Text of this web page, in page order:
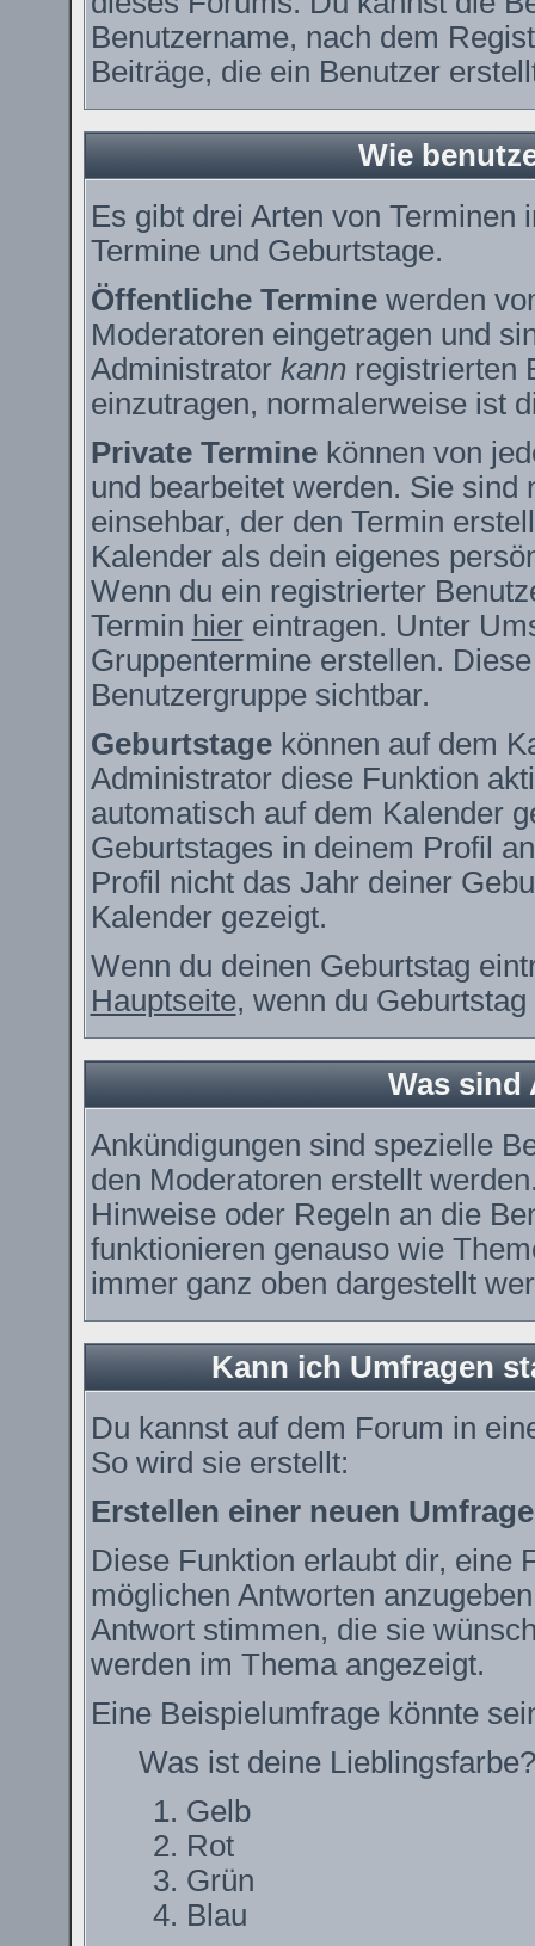
Benutzername, nach dem
Beiträge, die ein Benutzer
Wie
Es gibt drei Arten von Terminen
Termine und Geburtstage.
Öffentliche Terminewerden
Moderatoren eingetragen und
Administrator kannregistrierten
einzutragen, normalerweise ist
Private Terminekönnen von
und bearbeitet werden. Sie
einsehbar, der den Termin
Kalender als dein eigenes
Wenn du ein registrierter
Termin hiereintragen. Unter
Gruppentermine erstellen.
Benutzergruppe sichtbar.
Geburtstagekönnen auf dem
Administrator diese Funktion
automatisch auf dem Kalender
Geburtstages in deinem Profil
Profil nicht das Jahr deiner
Kalender gezeigt.
Wenn du deinen Geburtstag
Hauptseite, wenn du Geburtstag
Was sind
Ankündigungen sind spezielle
den Moderatoren erstellt
Hinweise oder Regeln an die
funktionieren genauso wie
immer ganz oben dargestellt
Kann ich Umfragen
Du kannst auf dem Forum in
So wird sie erstellt:
Erstellen einer neuen Umfrage
Diese Funktion erlaubt dir, eine
möglichen Antworten
Antwort stimmen, die sie
werden im Thema angezeigt.
Eine Beispielumfrage könnte
Was ist deine Lieblingsfarbe?
Gelb
Rot
Grün
Blau